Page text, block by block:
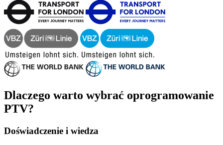
Dlaczego warto wybrać oprogramowanie
PTV?
Doświadczenie i wiedza